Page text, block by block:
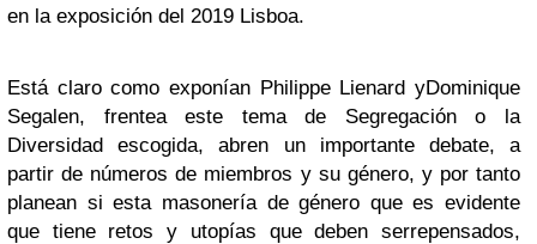
en la exposición del 2019 Lisboa.
Está claro como exponían Philippe Lienard yDominique
Segalen, frentea este tema de Segregación o la
Diversidad escogida, abren un importante debate, a
partir de números de miembros y su género, y por tanto
planean si esta masonería de género que es evidente
que tiene retos y utopías que deben serrepensados,